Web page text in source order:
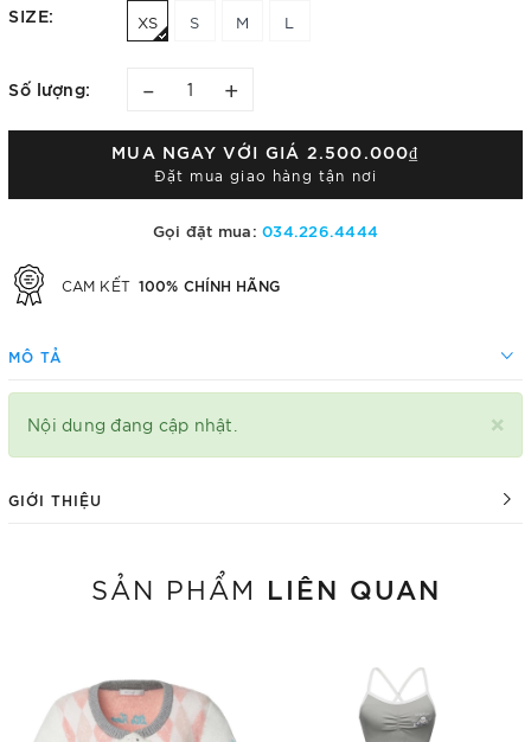
SIZE: XS S M L
Số lượng: – +
MUA NGAY VỚI GIÁ 2.500.000₫
Đặt mua giao hàng tận nơi
Gọi đặt mua:034.226.4444
CAM KẾT 100% CHÍNH HÃNG
MÔ TẢ
×
Nội dung đang cập nhật.
GIỚI THIỆU
SẢN PHẨM LIÊN QUAN